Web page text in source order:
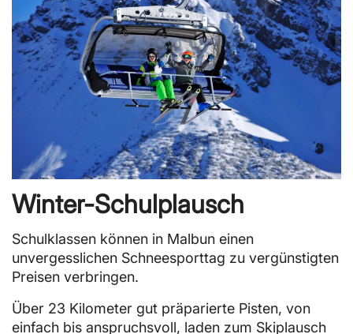
Winter-Schulplausch
Schulklassen können in Malbun einen
unvergesslichen Schneesporttag zu vergünstigten
Preisen verbringen.
Über 23 Kilometer gut präparierte Pisten, von
einfach bis anspruchsvoll, laden zum Skiplausch